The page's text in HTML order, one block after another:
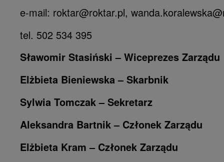
e-mail: roktar@roktar.pl,
tel. 502 534 395
Sławomir Stasiński – Wiceprezes Zarządu
Elżbieta Bieniewska – Skarbnik
Sylwia Tomczak – Sekretarz
Aleksandra Bartnik – Członek Zarządu
Elżbieta Kram – Członek Zarządu